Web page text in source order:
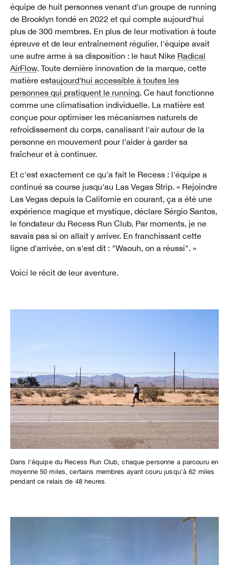
équipe de huit personnes venant d'un groupe de running
de Brooklyn fondé en 2022 et qui compte aujourd'hui
plus de 300 membres. En plus de leur motivation à toute
épreuve et de leur entraînement régulier, l'équipe avait
une autre arme à sa disposition : le haut Nike Radical
AirFlow. Toute dernière innovation de la marque, cette
matière estaujourd'hui accessible à toutes les
personnes qui pratiquent le running. Ce haut fonctionne
comme une climatisation individuelle. La matière est
conçue pour optimiser les mécanismes naturels de
refroidissement du corps, canalisant l'air autour de la
personne en mouvement pour l'aider à garder sa
fraîcheur et à continuer.
Et c'est exactement ce qu'a fait le Recess : l'équipe a
continué sa course jusqu'au Las Vegas Strip. « Rejoindre
Las Vegas depuis la Californie en courant, ça a été une
expérience magique et mystique, déclare Sérgio Santos,
le fondateur du Recess Run Club. Par moments, je ne
savais pas si on allait y arriver. En franchissant cette
ligne d'arrivée, on s'est dit : "Waouh, on a réussi". »
Voici le récit de leur aventure.
Dans l'équipe du Recess Run Club, chaque personne a parcouru en
moyenne 50 miles, certains membres ayant couru jusqu'à 62 miles
pendant ce relais de 48 heures.